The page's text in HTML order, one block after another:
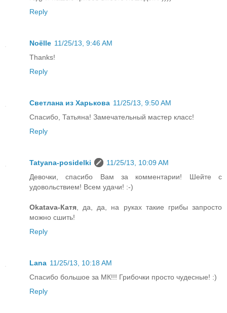
Reply
Noëlle 11/25/13, 9:46 AM
Thanks!
Reply
Светлана из Харькова 11/25/13, 9:50 AM
Спасибо, Татьяна! Замечательный мастер класс!
Reply
Tatyana-posidelki
11/25/13, 10:09 AM
Девочки, спасибо Вам за комментарии! Шейте с
удовольствием! Всем удачи! :-)
Okatava-Катя, да, да, на руках такие грибы запросто
можно сшить!
Reply
Lana 11/25/13, 10:18 AM
Спасибо большое за МК!!! Грибочки просто чудесные! :)
Reply